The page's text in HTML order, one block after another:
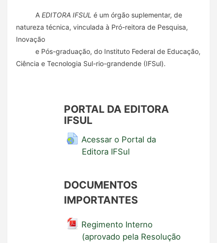
A EDITORA IFSUL é um órgão suplementar, de
natureza técnica, vinculada à Pró-reitora de Pesquisa,
Inovação
e Pós-graduação, do Instituto Federal de Educação,
Ciência e Tecnologia Sul-rio-grandende (IFSul).
PORTAL DA EDITORA
IFSUL
Acessar o Portal da
Editora IFSul
DOCUMENTOS
IMPORTANTES
Regimento Interno
(aprovado pela Resolução